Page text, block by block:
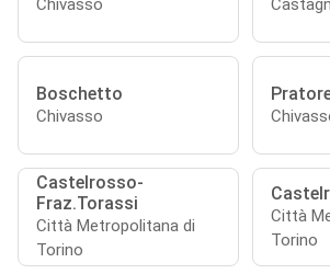
Boschetto
Chivasso
Castelrosso-
Fraz.Torassi
Città Metropolitana di
Torino
Città
Torino